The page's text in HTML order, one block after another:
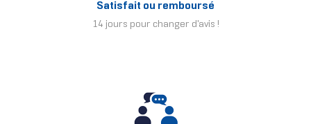
Satisfait ou remboursé
14 jours pour changer d'avis !